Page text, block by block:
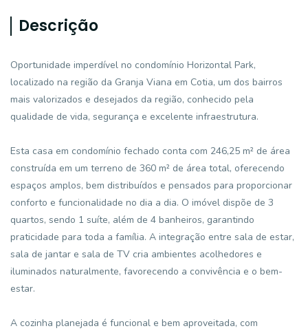
Descrição
Oportunidade imperdível no condomínio Horizontal Park,
localizado na região da Granja Viana em Cotia, um dos bairros
mais valorizados e desejados da região, conhecido pela
qualidade de vida, segurança e excelente infraestrutura.
Esta casa em condomínio fechado conta com 246,25 m² de área
construída em um terreno de 360 m² de área total, oferecendo
espaços amplos, bem distribuídos e pensados para proporcionar
conforto e funcionalidade no dia a dia. O imóvel dispõe de 3
quartos, sendo 1 suíte, além de 4 banheiros, garantindo
praticidade para toda a família. A integração entre sala de estar,
sala de jantar e sala de TV cria ambientes acolhedores e
iluminados naturalmente, favorecendo a convivência e o bem-
estar.
A cozinha planejada é funcional e bem aproveitada, com